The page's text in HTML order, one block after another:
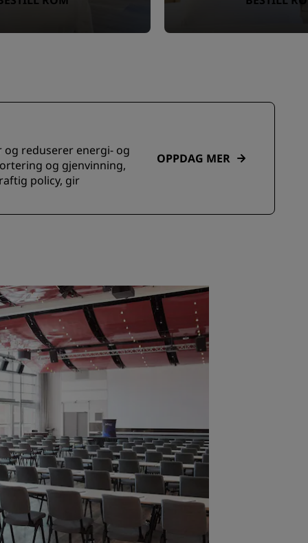
og reduserer energi- og
og gjenvinning,
policy, gir
OPPDAG MER